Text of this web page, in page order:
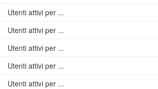
Utenti attivi per ...
Utenti attivi per ...
Utenti attivi per ...
Utenti attivi per ...
Utenti attivi per ...